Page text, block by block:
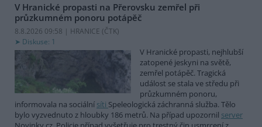
V Hranické propasti na Přerovsku zemřel při
průzkumném ponoru potápěč
8.8.2026 09:58 | HRANICE (ČTK)
Diskuse: 1
V Hranické propasti, nejhlubší
zatopené jeskyni na světě,
zemřel potápěč. Tragická
událost se stala ve středu při
průzkumném ponoru,
informovala na sociální síti Speleologická záchranná služba. Tělo
bylo vyzvednuto z hloubky 186 metrů. Na případ upozornil server